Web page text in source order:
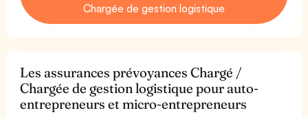
Chargée de gestion logistique
Les assurances prévoyances Chargé /
Chargée de gestion logistique pour auto-
entrepreneurs et micro-entrepreneurs